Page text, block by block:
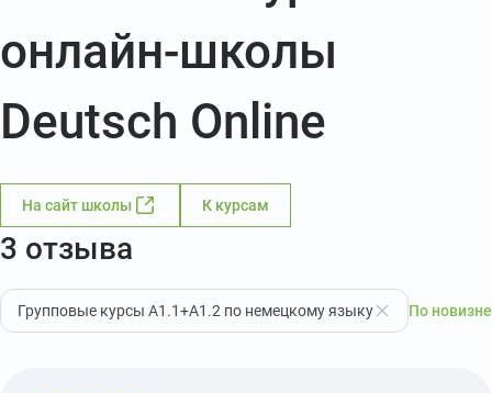
онлайн-школы
Deutsch Online
На сайт школы К курсам
3 отзыва
Групповые курсы А1.1+А1.2 по немецкому языку По новизне